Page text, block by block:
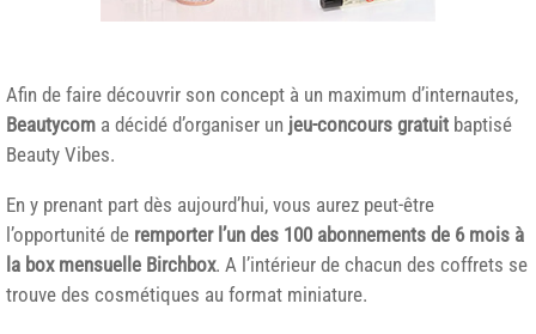
Afin de faire découvrir son concept à un maximum d’internautes,
Beautycom a décidé d’organiser un jeu-concours gratuit baptisé
Beauty Vibes.
En y prenant part dès aujourd’hui, vous aurez peut-être
l’opportunité de remporter l’un des 100 abonnements de 6 mois à
la box mensuelle Birchbox. A l’intérieur de chacun des coffrets se
trouve des cosmétiques au format miniature.